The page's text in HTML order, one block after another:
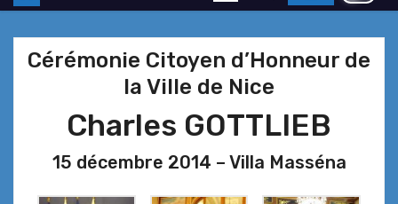
Cérémonie Citoyen d’Honneur de
la Ville de Nice
Charles GOTTLIEB
15 décembre 2014 – Villa Masséna